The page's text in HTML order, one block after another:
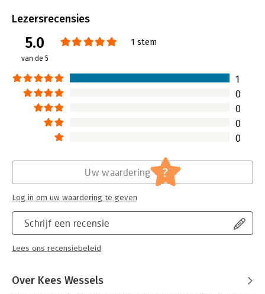
Uitgever:
Verschijningsdatum:
19-11-2019
Hoofdrubriek:
Lezersrecensies
5.0
van de 5
1 stem
1
0
0
0
0
Schrijf een recensie
Lees ons recensiebeleid
Uw waardering ?
Log in om uw waardering te geven
Over Kees Wessels